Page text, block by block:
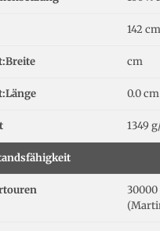
142 cm
cm
0.0 cm
1349
30000